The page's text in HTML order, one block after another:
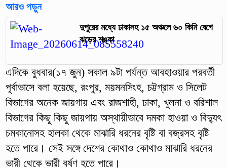
আরও পড়ুন
দুপুরের মধ্যে ঢাকাসহ ১৫ অঞ্চলে ৬০ কিমি বেগে
ঝড়ের শঙ্কা
এদিকে বুধবার(১৭ জুন) সকাল ৯টা পর্যন্ত আবহাওয়ার পরবর্তী
পূর্বাভাসে বলা হয়েছে, রংপুর, ময়মনসিংহ, চট্টগ্রাম ও সিলেট
বিভাগের অনেক জায়গায় এবং রাজশাহী, ঢাকা, খুলনা ও বরিশাল
বিভাগের কিছু কিছু জায়গায় অস্থায়ীভাবে দমকা হাওয়া ও বিদ্যুৎ
চমকানোসহ হালকা থেকে মাঝারি ধরনের বৃষ্টি বা বজ্রসহ বৃষ্টি
হতে পারে। সেই সঙ্গে দেশের কোথাও কোথাও মাঝারি ধরনের
ভারী থেকে ভারী বর্ষণ হতে পারে।